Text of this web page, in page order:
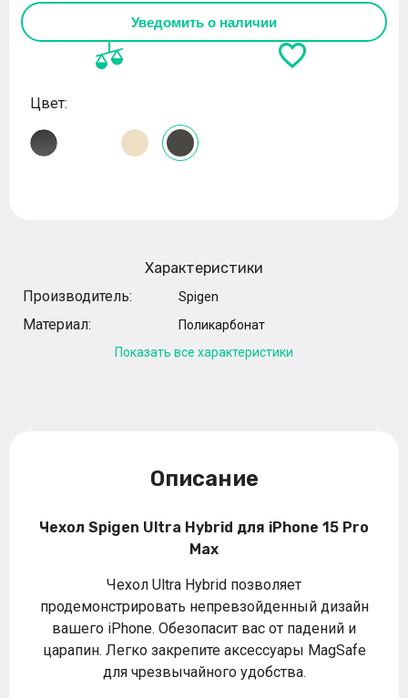
Уведомить о наличии
Цвет:
Характеристики
Производитель:
Spigen
Материал:
Поликарбонат
Показать все характеристики
Описание
Чехол Spigen Ultra Hybrid для iPhone 15 Pro
Max
Чехол Ultra Hybrid позволяет
продемонстрировать непревзойденный дизайн
вашего iPhone. Обезопасит вас от падений и
царапин. Легко закрепите аксессуары MagSafe
для чрезвычайного удобства.